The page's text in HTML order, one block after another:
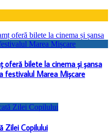
oferă bilete la cinema și șansa
festivalul Marea Mișcare
Zilei Copilului